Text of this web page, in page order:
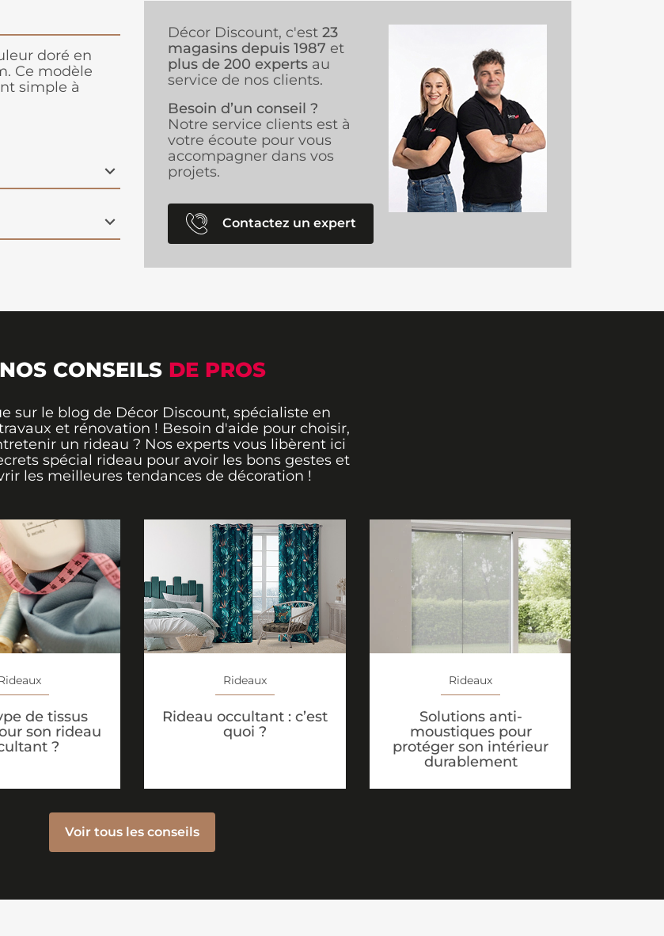
doré en
Ce modèle
simple à
Décor Discount, c'est 23
magasins depuis 1987 et
plus de 200 experts au
service de nos clients.
Besoin d’un conseil ?
Notre service clients est à
votre écoute pour vous
accompagner dans vos
projets.
Contactez un expert
NOS CONSEILS DE PROS
sur le blog de Décor Discount, spécialiste en
et rénovation ! Besoin d'aide pour choisir,
un rideau ? Nos experts vous libèrent ici
spécial rideau pour avoir les bons gestes et
les meilleures tendances de décoration !
de tissus
son rideau
?
Rideaux
Rideau occultant : c’est
quoi ?
Rideaux
Solutions anti-
moustiques pour
protéger son intérieur
durablement
Voir tous les conseils